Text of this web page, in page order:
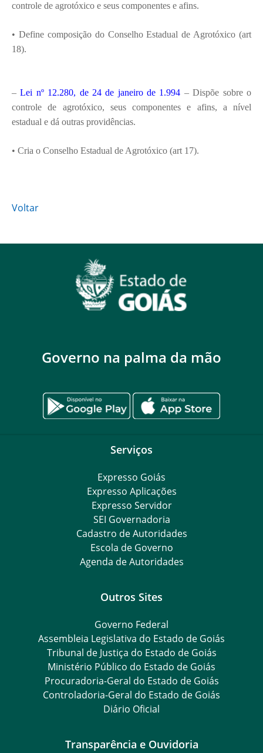
controle de agrotóxico e seus componentes e afins.
• Define composição do Conselho Estadual de Agrotóxico (art
18).
–Lei nº 12.280, de 24 de janeiro de 1.994 – Dispõe sobre o
controle de agrotóxico, seus componentes e afins, a nível
estadual e dá outras providências.
• Cria o Conselho Estadual de Agrotóxico (art 17).
Voltar
Governo na palma da mão
Serviços
Expresso Goiás
Expresso Aplicações
Expresso Servidor
SEI Governadoria
Cadastro de Autoridades
Escola de Governo
Agenda de Autoridades
Outros Sites
Governo Federal
Assembleia Legislativa do Estado de Goiás
Tribunal de Justiça do Estado de Goiás
Ministério Público do Estado de Goiás
Procuradoria-Geral do Estado de Goiás
Controladoria-Geral do Estado de Goiás
Diário Oficial
Transparência e Ouvidoria